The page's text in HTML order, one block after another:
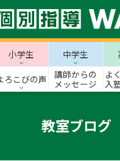
小学生 中学生
ろこびの声
講師からの
メッセージ
よ
入
教室ブログ